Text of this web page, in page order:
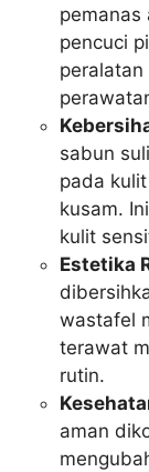
pemanas
pencuci
sabun
pada
kusam.
kulit
Estetika
wastafel
terawat
rutin.
aman